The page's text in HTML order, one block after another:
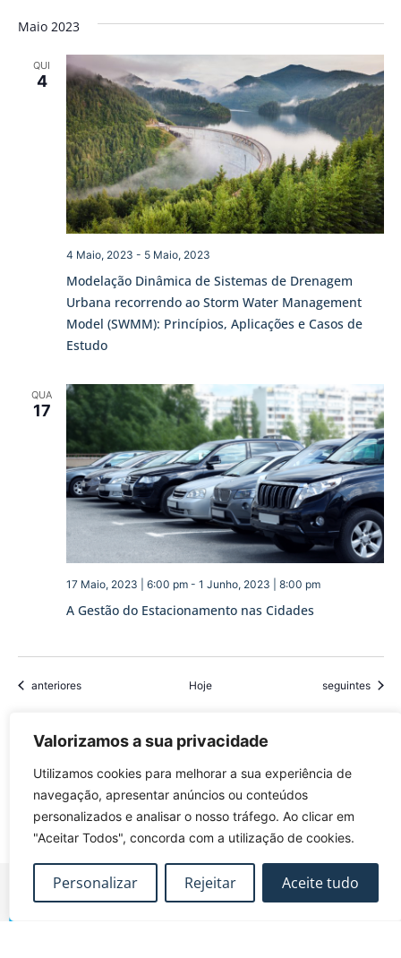
Valorizamos a sua privacidade
Utilizamos cookies para melhorar a sua experiência de
navegação, apresentar anúncios ou conteúdos
personalizados e analisar o nosso tráfego. Ao clicar em
"Aceitar Todos", concorda com a utilização de cookies.
Personalizar Rejeitar Aceite tudo
Maio 2023
QUI
4
Modelação Dinâmica de Sistemas de Drenagem
Urbana recorrendo ao Storm Water Management
Model (SWMM): Princípios, Aplicações e Casos de
Estudo
4 Maio, 2023 - 5 Maio, 2023
QUA
17
A Gestão do Estacionamento nas Cidades
17 Maio, 2023 | 6:00 pm- 1 Junho, 2023 | 8:00 pm
Eventos
anteriores Hoje Eventos
seguintes
Subscrever o calendário